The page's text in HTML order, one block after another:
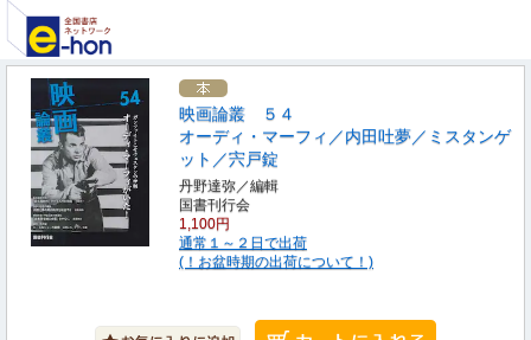
映画論叢 ５４
オーディ・マーフィ／内田吐夢／ミスタンゲ
ット／宍戸錠
丹野達弥／編輯
国書刊行会
1,100円
通常１～２日で出荷
(！お盆時期の出荷について！)